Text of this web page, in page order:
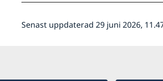
Senast uppdaterad 29 juni 2026,